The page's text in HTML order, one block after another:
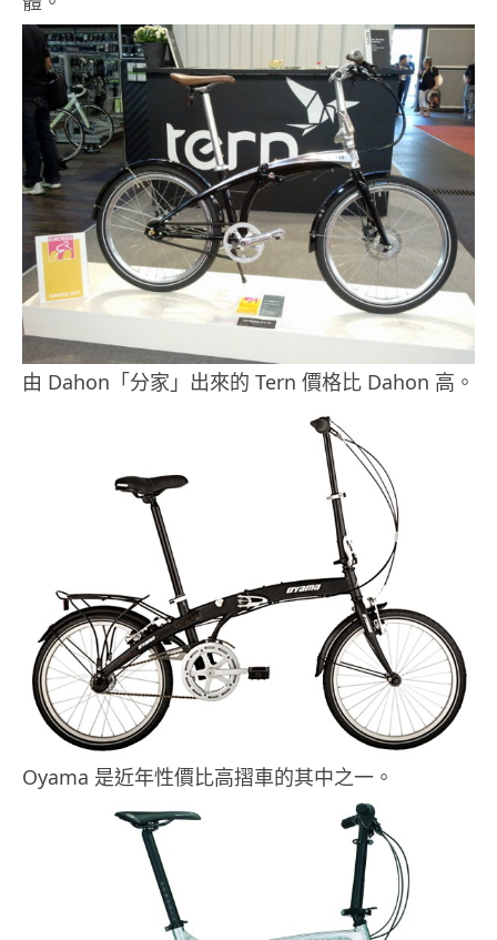
由 Dahon「分家」出來的 Tern 價格比 Dahon 高。
Oyama 是近年性價比高摺車的其中之一。